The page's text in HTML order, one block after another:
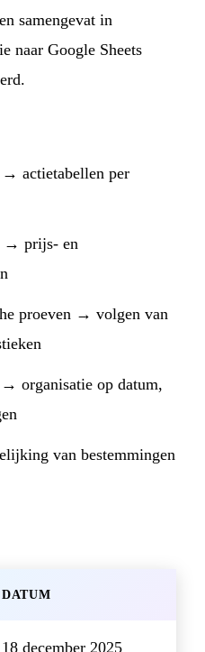
samengevat in
naar Google Sheets
→ actietabellen per
→ prijs- en
proeven → volgen van
organisatie op datum,
van bestemmingen
DATUM
18 december 2025